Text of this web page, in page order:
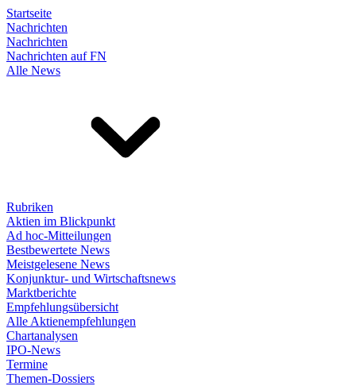
Startseite
Nachrichten
Nachrichten
Nachrichten auf FN
Alle News
Rubriken
Aktien im Blickpunkt
Ad hoc-Mitteilungen
Bestbewertete News
Meistgelesene News
Konjunktur- und Wirtschaftsnews
Marktberichte
Empfehlungsübersicht
Alle Aktienempfehlungen
Chartanalysen
IPO-News
Termine
Themen-Dossiers